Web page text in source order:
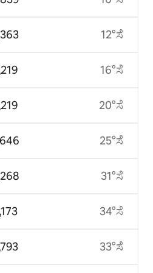
12°ಸೆ
16°ಸೆ
20°ಸೆ
25°ಸೆ
31°ಸೆ
34°ಸೆ
33°ಸೆ